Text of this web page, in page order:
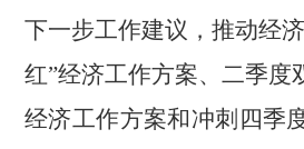
下一步工作建议，推动经
红”经济工作方案、二季
经济工作方案和冲刺四季